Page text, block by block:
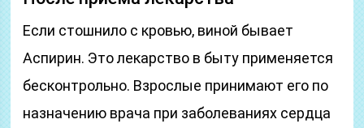
Если стошнило с кровью, виной бывает
Аспирин. Это лекарство в быту применяется
бесконтрольно. Взрослые принимают его по
назначению врача при заболеваниях сердца